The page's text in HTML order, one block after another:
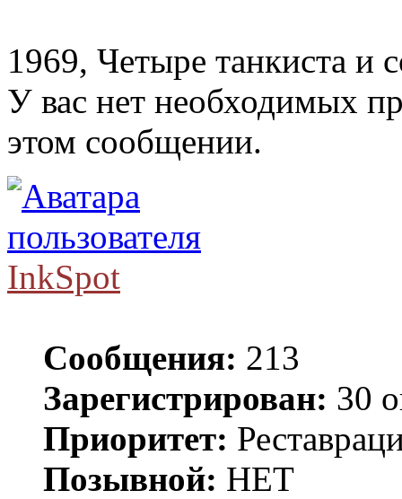
1969, Четыре танкиста и
У вас нет необходимых
этом сообщении.
InkSpot
Сообщения: 213
Зарегистрирован: 30
Приоритет:
Позывной: НЕТ